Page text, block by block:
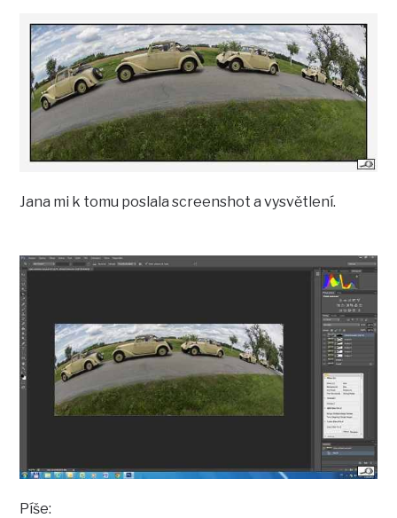
Jana mi k tomu poslala screenshot a vysvětlení.
Píše: